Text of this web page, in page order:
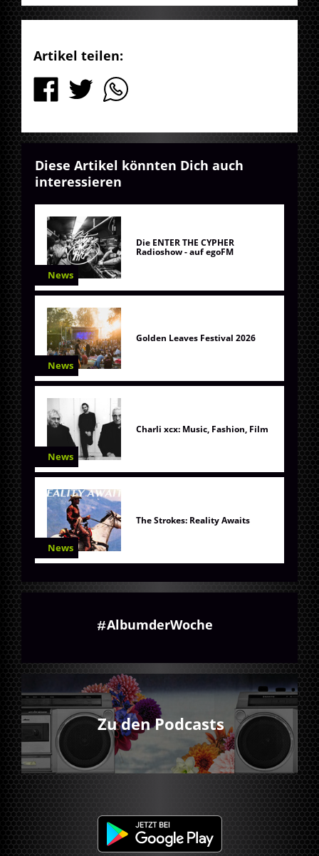
Artikel teilen:
Diese Artikel könnten Dich auch
interessieren
News
Die ENTER THE CYPHER
Radioshow - auf egoFM
News
Golden Leaves Festival 2026
News
Charli xcx: Music, Fashion, Film
News
The Strokes: Reality Awaits
AlbumderWoche
Zu den Podcasts